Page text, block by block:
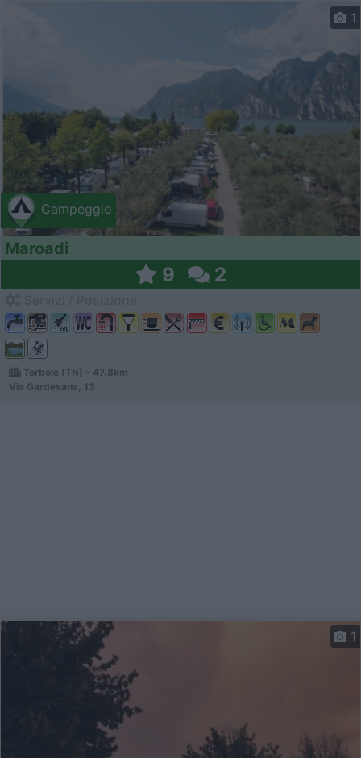
Campeggio
1
Maroadi
9 2
Torbole (TN) - 47.8km
Via Gardesana, 13
1